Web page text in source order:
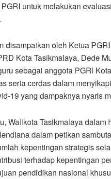
untuk melakukan
disampaikan oleh Ketua
Kota Tasikmalaya, Dede
sebagai anggota PGRI
serta cerdas dalam
19 yang dampaknya nyaris
Walikota Tasikmalaya
dalam petikan
kepentingan strategis
terhadap kepentingan
pendidikan nasional